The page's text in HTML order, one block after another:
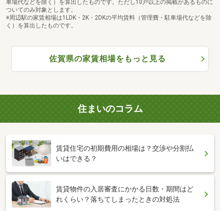
車場代などを除く）を算出したものです。ただし10戸以上の掲載があるものに
ついてのみ対象とします。
※周辺駅の家賃相場は1LDK・2K・2DKの平均賃料（管理費・駐車場代などを除
く）を算出したものです。
佐賀県の家賃相場をもっと見る
住まいのコラム
賃貸住宅の初期費用の相場は？交渉や分割払
いはできる？
賃貸物件の入居審査にかかる日数・期間はど
れくらい？落ちてしまったときの対処法